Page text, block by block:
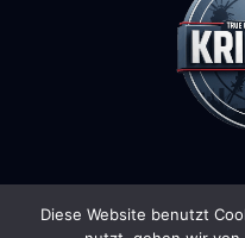
Stolz präsentiert von
Diese Website benutzt